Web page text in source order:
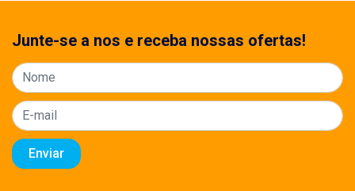
Junte-se a nos e receba nossas ofertas!